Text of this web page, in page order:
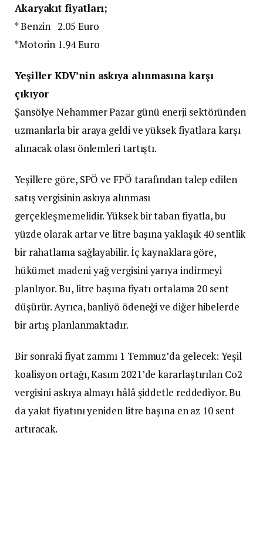
Akaryakıt fiyatları;
* Benzin 2.05 Euro
*Motorin 1.94 Euro
Yeşiller KDV’nin askıya alınmasına karşı
çıkıyor
Şansölye Nehammer Pazar günü enerji sektöründen
uzmanlarla bir araya geldi ve yüksek fiyatlara karşı
alınacak olası önlemleri tartıştı.
Yeşillere göre, SPÖ ve FPÖ tarafından talep edilen
satış vergisinin askıya alınması
gerçekleşmemelidir. Yüksek bir taban fiyatla, bu
yüzde olarak artar ve litre başına yaklaşık 40 sentlik
bir rahatlama sağlayabilir. İç kaynaklara göre,
hükümet madeni yağ vergisini yarıya indirmeyi
planlıyor. Bu, litre başına fiyatı ortalama 20 sent
düşürür. Ayrıca, banliyö ödeneği ve diğer hibelerde
bir artış planlanmaktadır.
Bir sonraki fiyat zammı 1 Temmuz’da gelecek: Yeşil
koalisyon ortağı, Kasım 2021’de kararlaştırılan Co2
vergisini askıya almayı hâlâ şiddetle reddediyor. Bu
da yakıt fiyatını yeniden litre başına en az 10 sent
artıracak.